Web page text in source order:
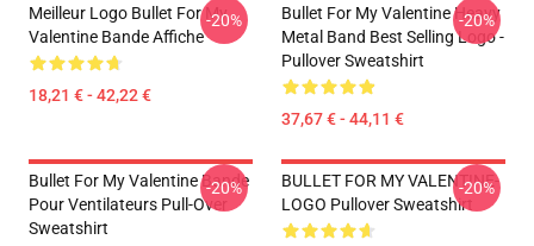
Meilleur Logo Bullet For My
Valentine Bande Affiche
18,21 € - 42,22 €
-20%
Bullet For My Valentine Heavy
Metal Band Best Selling Logo -
Pullover Sweatshirt
37,67 € - 44,11 €
-20%
Bullet For My Valentine Bande
Pour Ventilateurs Pull-Over
Sweatshirt
-20%
BULLET FOR MY VALENTINE-
LOGO Pullover Sweatshirt
-20%